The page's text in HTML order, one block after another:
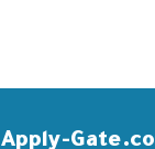
Apply-